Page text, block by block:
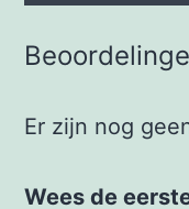
Er zijn nog
Wees de